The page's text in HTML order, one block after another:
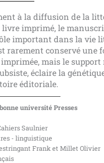
à la diffusion de la
livre imprimé, le
important dans la vie
rarement conservé une
mais le
éclaire la
éditoriale.
université Presses
Saulnier
- linguistique
Frank et Millet Olivier